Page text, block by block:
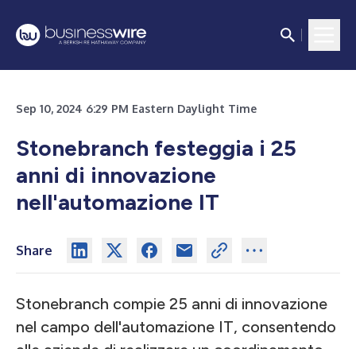
Sep 10, 2024 6:29 PM Eastern Daylight Time
Stonebranch festeggia i 25
anni di innovazione
nell'automazione IT
Share
Stonebranch compie 25 anni di innovazione
nel campo dell'automazione IT, consentendo